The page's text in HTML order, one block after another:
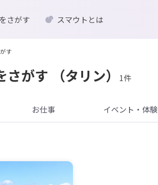
さがす スマウトとは
す
さがす （タリン） 1件
お仕事 イベント・体験